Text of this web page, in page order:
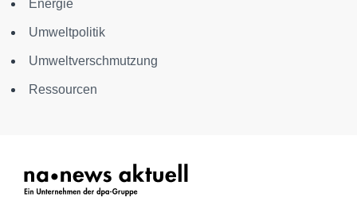
Energie
Umweltpolitik
Umweltverschmutzung
Ressourcen